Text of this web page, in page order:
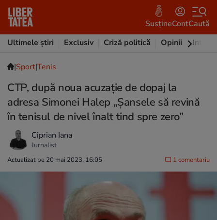
SusțineContCaută
Ultimele știri
Exclusiv Criză politică Opinii
|Sport|Tenis
CTP, după noua acuzație de dopaj la
adresa Simonei Halep „Șansele să revină
în tenisul de nivel înalt tind spre zero”
Ciprian Iana
Jurnalist
Actualizat pe 20 mai 2023, 16:05 1 comentariu